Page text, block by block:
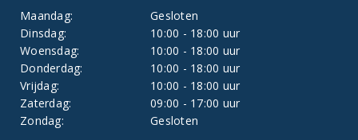
Maandag:
Gesloten
Dinsdag:
10:00 - 18:00 uur
Woensdag:
10:00 - 18:00 uur
Donderdag:
10:00 - 18:00 uur
Vrijdag:
10:00 - 18:00 uur
Zaterdag:
09:00 - 17:00 uur
Zondag:
Gesloten